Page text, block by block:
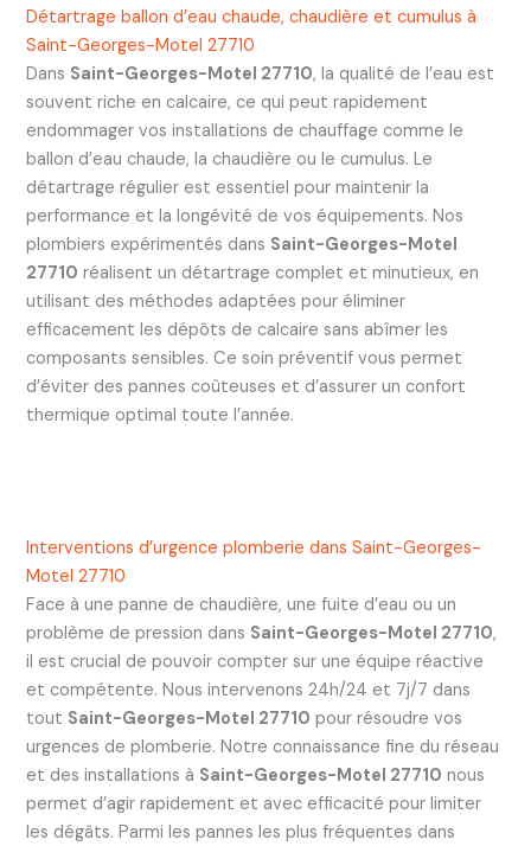
Détartrage ballon d’eau chaude, chaudière et cumulus à
Saint-Georges-Motel 27710
Dans Saint-Georges-Motel 27710, la qualité de l’eau est
souvent riche en calcaire, ce qui peut rapidement
endommager vos installations de chauffage comme le
ballon d’eau chaude, la chaudière ou le cumulus. Le
détartrage régulier est essentiel pour maintenir la
performance et la longévité de vos équipements. Nos
plombiers expérimentés dans Saint-Georges-Motel
27710 réalisent un détartrage complet et minutieux, en
utilisant des méthodes adaptées pour éliminer
efficacement les dépôts de calcaire sans abîmer les
composants sensibles. Ce soin préventif vous permet
d’éviter des pannes coûteuses et d’assurer un confort
thermique optimal toute l’année.
Interventions d’urgence plomberie dans Saint-Georges-
Motel 27710
Face à une panne de chaudière, une fuite d’eau ou un
problème de pression dans Saint-Georges-Motel 27710,
il est crucial de pouvoir compter sur une équipe réactive
et compétente. Nous intervenons 24h/24 et 7j/7 dans
tout Saint-Georges-Motel 27710 pour résoudre vos
urgences de plomberie. Notre connaissance fine du réseau
et des installations à Saint-Georges-Motel 27710 nous
permet d’agir rapidement et avec efficacité pour limiter
les dégâts. Parmi les pannes les plus fréquentes dans